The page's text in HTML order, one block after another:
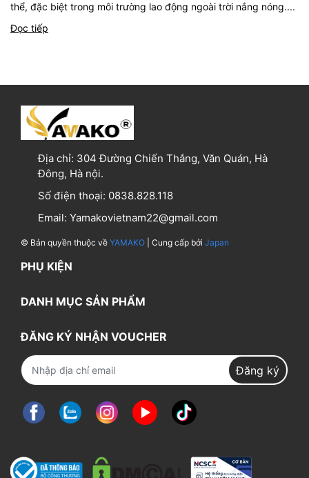
thể, đặc biệt trong môi trường lao động ngoài trời nắng nóng....
Đọc tiếp
Địa chỉ: 304 Đường Chiến Thắng, Văn Quán, Hà
Đông, Hà nội.
Số điện thoại: 0838.828.118
Email: Yamakovietnam22@gmail.com
© Bản quyền thuộc về YAMAKO | Cung cấp bởi Japan
PHỤ KIỆN
DANH MỤC SẢN PHẨM
ĐĂNG KÝ NHẬN VOUCHER
Đăng ký